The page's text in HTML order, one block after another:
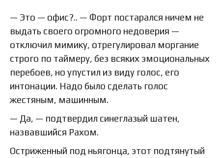
— Это — офис?.. — Форт постарался ничем не
выдать своего огромного недоверия —
отключил мимику, отрегулировал моргание
строго по таймеру, без всяких эмоциональных
перебоев, но упустил из виду голос, его
интонации. Надо было сделать голос
жестяным, машинным.
— Да, — подтвердил синеглазый шатен,
назвавшийся Рахом.
Остриженный под ньягонца, этот подтянутый